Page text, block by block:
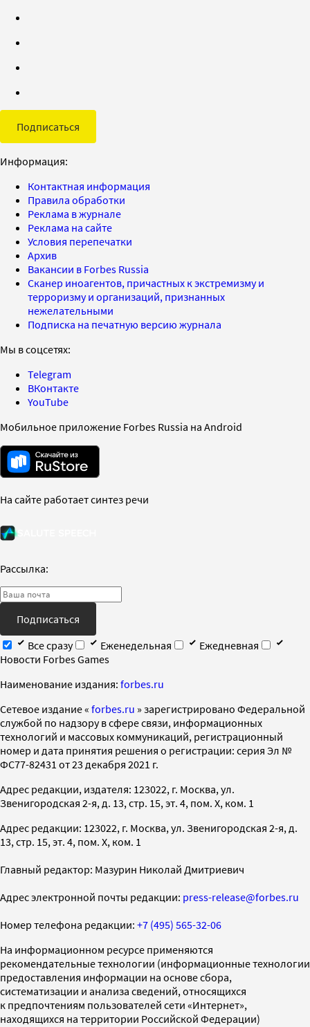
Подписаться
Информация:
Контактная информация
Правила обработки
Реклама в журнале
Реклама на сайте
Условия перепечатки
Архив
Вакансии в Forbes Russia
Сканер иноагентов, причастных к экстремизму и
терроризму и организаций, признанных
нежелательными
Подписка на печатную версию журнала
Мы в соцсетях:
Telegram
ВКонтакте
YouTube
Мобильное приложение Forbes Russia на Android
На сайте работает синтез речи
Рассылка:
Подписаться
Все сразу
Еженедельная
Ежедневная
Новости Forbes Games
Наименование издания: forbes.ru
Cетевое издание « forbes.ru » зарегистрировано Федеральной
службой по надзору в сфере связи, информационных
технологий и массовых коммуникаций, регистрационный
номер и дата принятия решения о регистрации: серия Эл №
ФС77-82431 от 23 декабря 2021 г.
Адрес редакции, издателя: 123022, г. Москва, ул.
Звенигородская 2-я, д. 13, стр. 15, эт. 4, пом. X, ком. 1
Адрес редакции: 123022, г. Москва, ул. Звенигородская 2-я, д.
13, стр. 15, эт. 4, пом. X, ком. 1
Главный редактор: Мазурин Николай Дмитриевич
Адрес электронной почты редакции: press-release@forbes.ru
Номер телефона редакции: +7 (495) 565-32-06
На информационном ресурсе применяются
рекомендательные технологии (информационные технологии
предоставления информации на основе сбора,
систематизации и анализа сведений, относящихся
к предпочтениям пользователей сети «Интернет»,
находящихся на территории Российской Федерации)